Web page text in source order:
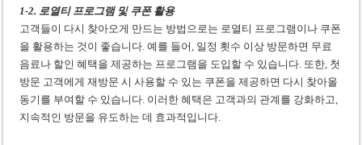
1-2. 로열티 프로그램 및 쿠폰 활용
고객들이 다시 찾아오게 만드는 방법으로는 로열티 프로그램이나 쿠폰
을 활용하는 것이 좋습니다. 예를 들어, 일정 횟수 이상 방문하면 무료
음료나 할인 혜택을 제공하는 프로그램을 도입할 수 있습니다. 또한, 첫
방문 고객에게 재방문 시 사용할 수 있는 쿠폰을 제공하면 다시 찾아올
동기를 부여할 수 있습니다. 이러한 혜택은 고객과의 관계를 강화하고,
지속적인 방문을 유도하는 데 효과적입니다.